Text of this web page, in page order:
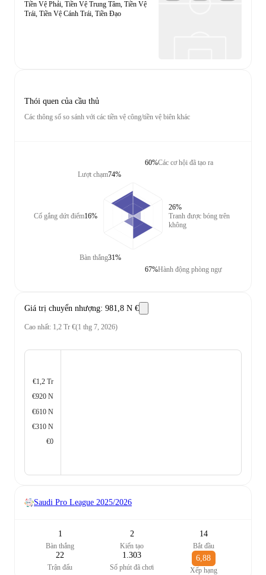
Tiền Vệ Phải, Tiền Vệ Trung Tâm, Tiền Vệ
Trái, Tiền Vệ Cánh Trái, Tiền Đạo
Thói quen của cầu thủ
Các thông số so sánh với các tiền vệ công/tiền vệ biên khác
Lượt chạm74%
Cố gắng dứt điểm16%
Bàn thắng31%
Các cơ hội đã tạo ra
60%
Tranh được bóng trên
không
26%
Hành động phòng ngự
67%
Giá trị chuyển nhượng: 981,8 N €
Cao nhất: 1,2 Tr €(1 thg 7, 2026)
€1,2 Tr
€920 N
€610 N
€310 N
€0
Saudi Pro League 2025/2026
1
Bàn thắng
2
Kiến tạo
14
Bắt đầu
22
Trận đấu
1.303
Số phút đã chơi
6,88
Xếp hạng